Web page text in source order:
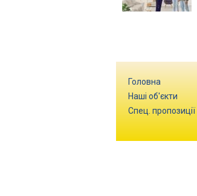
Головна
Наші об'єкти
Спец. пропозиції